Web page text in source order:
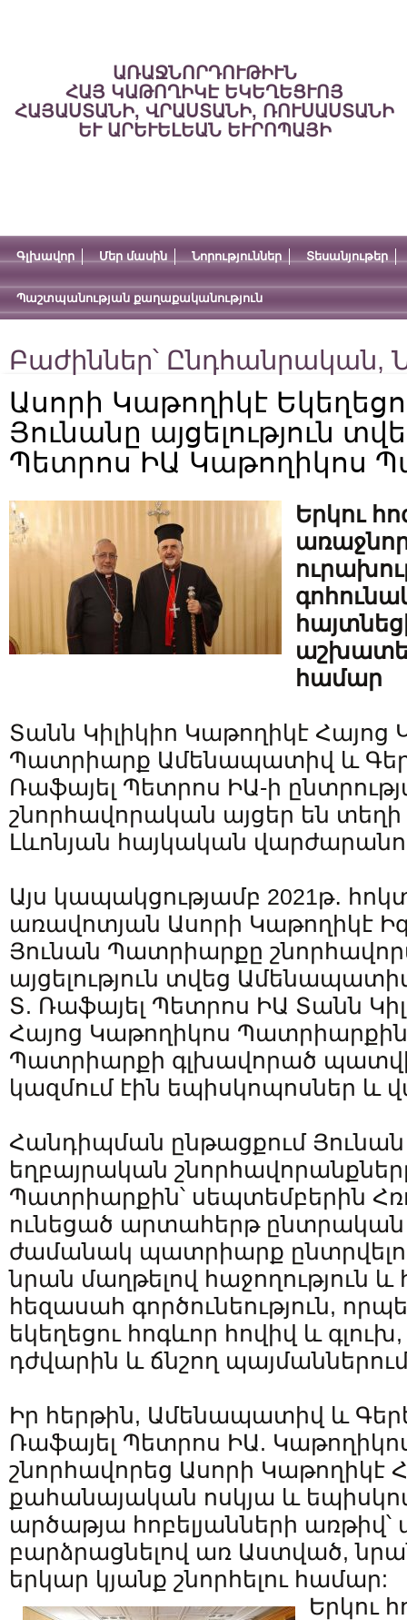
ԱՌԱՋՆՈՐԴՈՒԹԻՒՆ
ՀԱՅ ԿԱԹՈՂԻԿԷ ԵԿԵՂԵՑՒՈՅ
ՀԱՅԱՍՏԱՆԻ, ՎՐԱՍՏԱՆԻ, ՌՈՒՍԱՍՏԱՆԻ
ԵՒ ԱՐԵՒԵԼԵԱՆ ԵՒՐՈՊԱՅԻ
Գլխավոր Մեր մասին Նորություններ Տեսանյութեր
Պաշտպանության քաղաքականություն
Բաժիններ՝ Ընդհանրական,
Ասորի Կաթողիկէ
Յունանը այցելություն
Պետրոս ԻԱ Կաթողիկոս
Երկու
համար
Տանն Կիլիկիո Կաթողիկէ Հայոց
Պատրիարք Ամենապատիվ և
Ռաֆայել Պետրոս ԻԱ-ի
շնորհավորական այցեր են տեղի
Լևոնյան հայկական
Այս կապակցությամբ 2021թ․
առավոտյան Ասորի Կաթողիկէ
Յունան Պատրիարքը
այցելություն տվեց
Տ. Ռաֆայել Պետրոս ԻԱ Տանն
Հայոց Կաթողիկոս
Պատրիարքի գլխավորած
կազմում էին եպիսկոպոսներ և
Հանդիպման ընթացքում
եղբայրական
Պատրիարքին՝ սեպտեմբերին
ունեցած արտահերթ ընտրական
ժամանակ պատրիարք
նրան մաղթելով հաջողություն
հեզասահ գործունեություն,
եկեղեցու հոգևոր հովիվ և
դժվարին և ճնշող
Իր հերթին, Ամենապատիվ և
Ռաֆայել Պետրոս ԻԱ.
շնորհավորեց Ասորի Կաթողիկէ
քահանայական ոսկյա և
արծաթյա հոբելյանների առթիվ՝
բարձրացնելով առ Աստված,
երկար կյանք շնորհելու համար:
Երկու